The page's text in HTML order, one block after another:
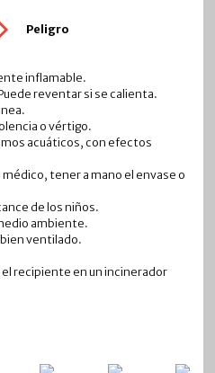
Peligro
inflamable.
reventar si se calienta.
o vértigo.
acuáticos, con efectos
tener a mano el envase o
de los niños.
ambiente.
ventilado.
recipiente en un incinerador